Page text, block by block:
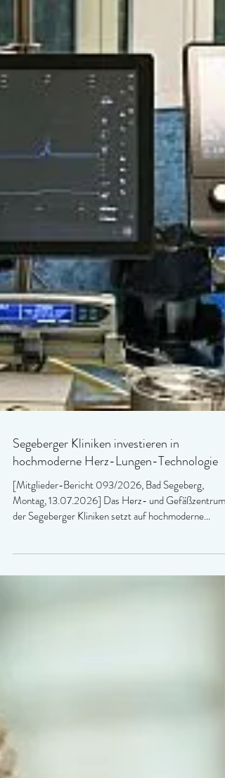
Segeberger Kliniken investieren in
hochmoderne Herz-Lungen-Technologie
[Mitglieder-Bericht 093/2026, Bad Segeberg,
der neuesten Generation ergänzen ab sofort die